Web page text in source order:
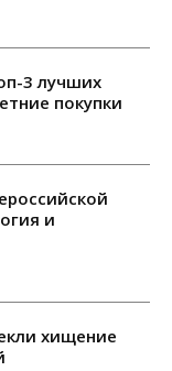
3 лучших
покупки
и
хищение